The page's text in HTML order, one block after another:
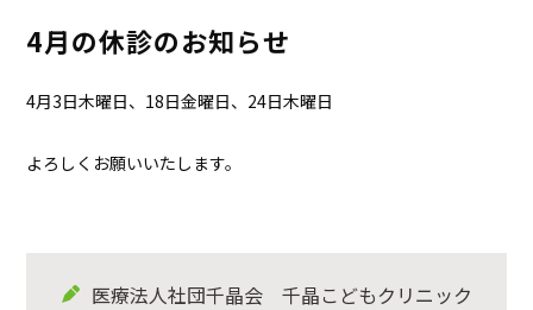
4月の休診のお知らせ
4月3日木曜日、 18日金曜日、 24日木曜日
よろしくお願いいたします。
医療法人社団千晶会 千晶こどもクリニック